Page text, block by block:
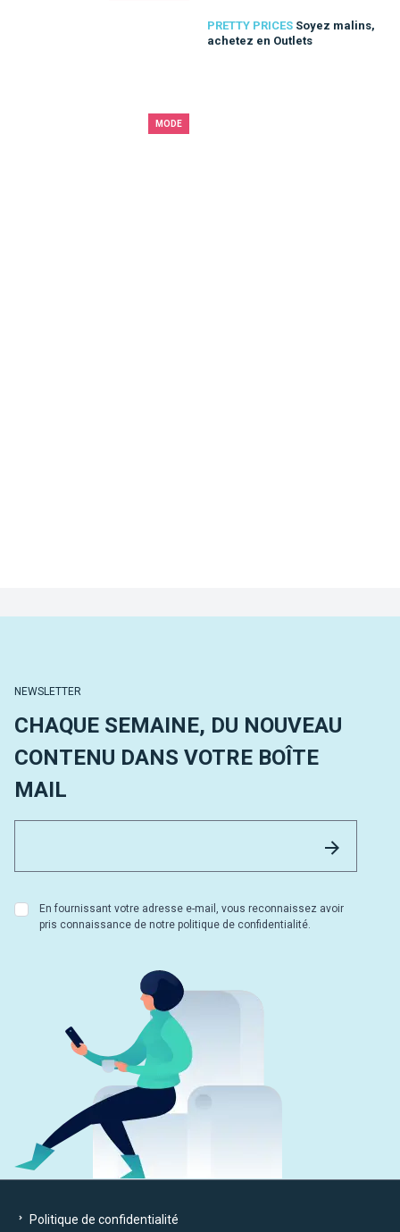
MODE
PRETTY PRICES Soyez malins,
achetez en Outlets
Soyez malins, achetez en Outlets
NEWSLETTER
CHAQUE SEMAINE, DU NOUVEAU
CONTENU DANS VOTRE BOÎTE
MAIL
En fournissant votre adresse e-mail, vous reconnaissez avoir
pris connaissance de notre politique de confidentialité.
Politique de confidentialité